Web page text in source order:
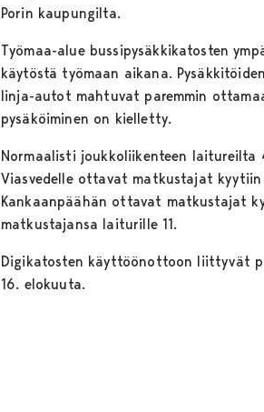
Porin kaupungilta.
Työmaa-alue bussipysäkkikatosten
käytöstä työmaan aikana.
linja-autot mahtuvat paremmin
pysäköiminen on kielletty.
Normaalisti joukkoliikenteen laitureilta
Viasvedelle ottavat matkustajat
Kankaanpäähän ottavat matkustajat
matkustajansa laiturille 11.
Digikatosten käyttöönottoon liittyvät
16. elokuuta.